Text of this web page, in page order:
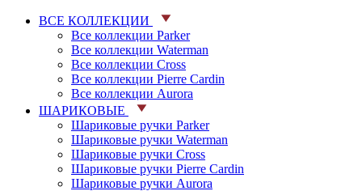
ВСЕ КОЛЛЕКЦИИ
Все коллекции Parker
Все коллекции Waterman
Все коллекции Cross
Все коллекции Pierre Cardin
Все коллекции Aurora
ШАРИКОВЫЕ
Шариковые ручки Parker
Шариковые ручки Waterman
Шариковые ручки Cross
Шариковые ручки Pierre Cardin
Шариковые ручки Aurora